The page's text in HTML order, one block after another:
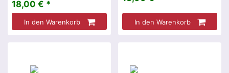
18,00 € *
In den Warenkorb In den Warenkorb